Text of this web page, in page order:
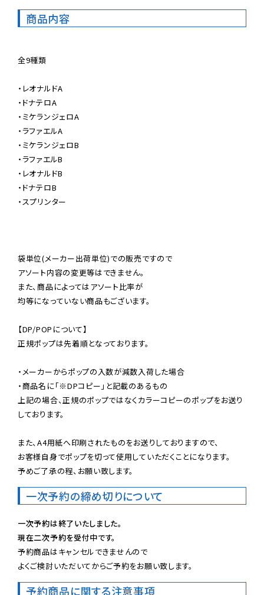
商品内容
全9種類
・レオナルドA
・ドナテロA
・ミケランジェロA
・ラファエルA
・ミケランジェロB
・ラファエルB
・レオナルドB
・ドナテロB
・スプリンター
袋単位(メーカー出荷単位)での販売ですので
アソート内容の変更等はできません。
また、商品によってはアソート比率が
均等になっていない商品もございます。
【DP/POPについて】
正規ポップは先着順となっております。
・メーカーからポップの入数が減数入荷した場合
・商品名に「※DPコピー」と記載のあるもの
上記の場合、正規のポップではなくカラーコピーのポップをお送り
しております。
また、A4用紙へ印刷されたものをお送りしておりますので、
お客様自身でポップを切って使用していただくことになります。
予めご了承の程、お願い致します。
一次予約の締め切りについて
一次予約は終了いたしました。
現在二次予約を受付中です。
予約商品はキャンセルできませんので
よくご検討いただいてからご予約をお願い致します。
予約商品に関する注意事項